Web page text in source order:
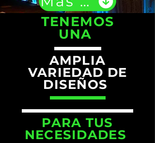
TENEMOS
UNA
AMPLIA
VARIEDAD DE
DISEÑOS
PARA TUS
NECESIDADES